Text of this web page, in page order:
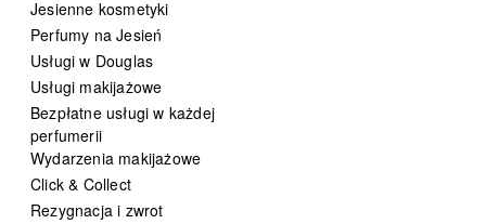
Jesienne kosmetyki
Perfumy na Jesień
Usługi w Douglas
Usługi makijażowe
Bezpłatne usługi w każdej
perfumerii
Wydarzenia makijażowe
Click & Collect
Rezygnacja i zwrot